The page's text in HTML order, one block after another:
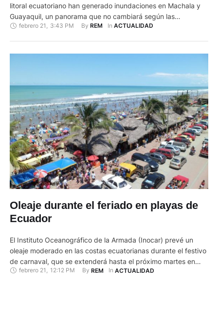
litoral ecuatoriano han generado inundaciones en Machala y
Guayaquil, un panorama que no cambiará según las
predicciones del clima. El Instituto Naciona de Meteorología e
febrero 21 3:43 PM By REM In ACTUALIDAD
Oleaje durante el feriado en playas de
Ecuador
El Instituto Oceanográfico de la Armada (Inocar) prevé un
oleaje moderado en las costas ecuatorianas durante el festivo
de carnaval, que se extenderá hasta el próximo martes en
Ecuador. Respecto a las condiciones de oleaje y estado del
febrero 21 , 12:12 PM By REM In ACTUALIDAD